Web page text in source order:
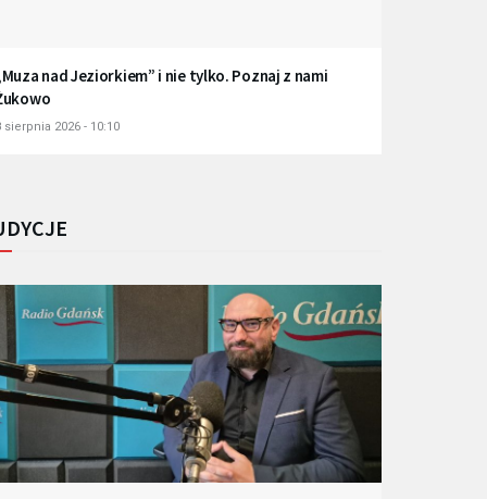
nad Jeziorkiem” i nie tylko. Poznaj z nami
sierpnia 2026 - 10:10